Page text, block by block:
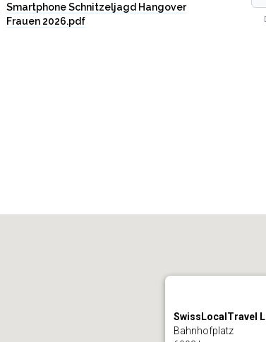
Smartphone Schnitzeljagd Hangover
Frauen 2026.pdf
SwissLocalTravel
Bahnhofplatz